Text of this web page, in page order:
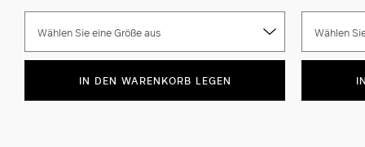
Wählen Sie eine Größe aus
IN DEN WARENKORB LEGEN
Wählen